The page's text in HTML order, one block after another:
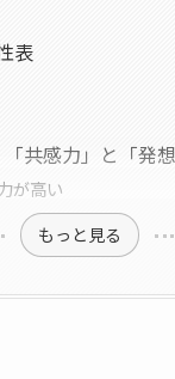
表
共感力」と「発
が高い
もっと見る